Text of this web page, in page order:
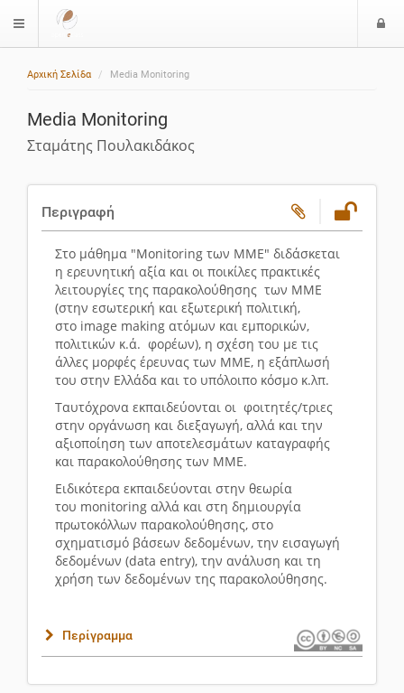
$langMenu
Αρχική Σελίδα Media Monitoring
Media Monitoring
Σταμάτης Πουλακιδάκος
Περιγραφή
Στο μάθημα "Monitoring των ΜΜΕ" διδάσκεται
η ερευνητική αξία και οι ποικίλες πρακτικές
λειτουργίες της παρακολούθησης των ΜΜΕ
(στην εσωτερική και εξωτερική πολιτική,
στο image making ατόμων και εμπορικών,
πολιτικών κ.ά. φορέων), η σχέση του με τις
άλλες μορφές έρευνας των ΜΜΕ, η εξάπλωσή
του στην Ελλάδα και το υπόλοιπο κόσμο κ.λπ.
Ταυτόχρονα εκπαιδεύονται οι φοιτητές/τριες
στην οργάνωση και διεξαγωγή, αλλά και την
αξιοποίηση των αποτελεσμάτων καταγραφής
και παρακολούθησης των ΜΜΕ.
Ειδικότερα εκπαιδεύονται στην θεωρία
του monitoring αλλά και στη δημιουργία
πρωτοκόλλων παρακολούθησης, στο
σχηματισμό βάσεων δεδομένων, την εισαγωγή
δεδομένων (data entry), την ανάλυση και τη
χρήση των δεδομένων της παρακολούθησης.
Περίγραμμα